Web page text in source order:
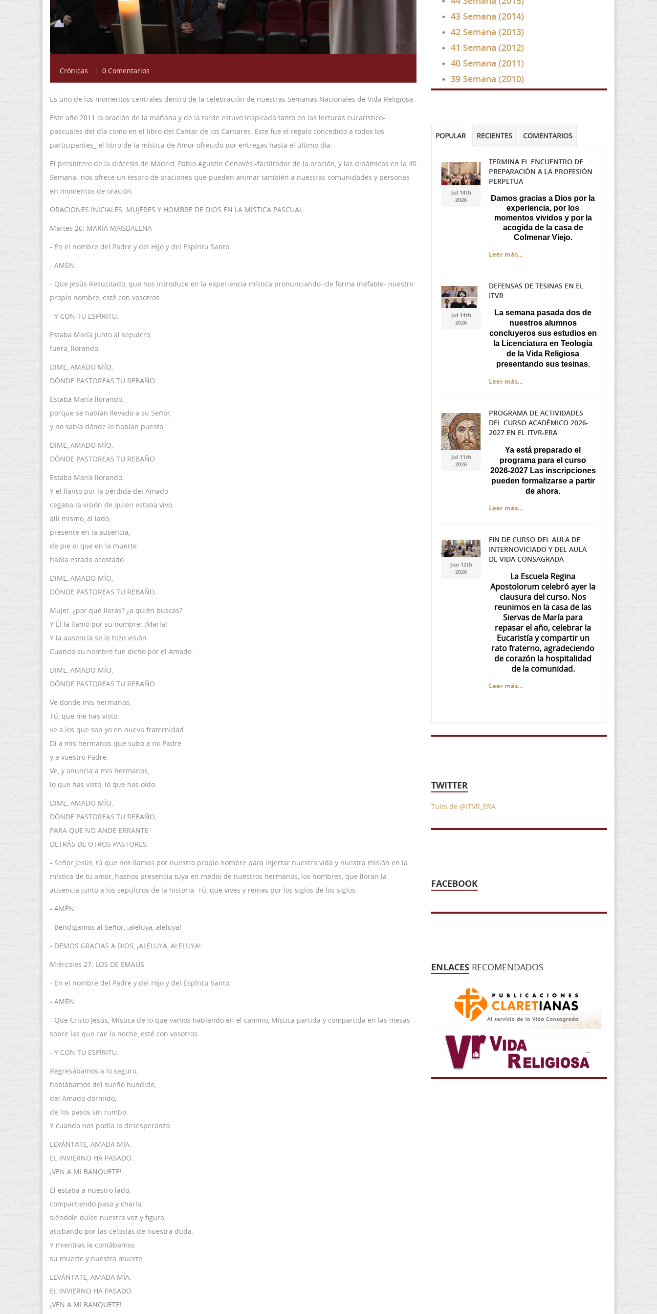
Crónicas 0 Comentarios
Es uno de los momentos centrales dentro de la celebración de nuestras Semanas Nacionales de Vida Religiosa.
Este año 2011 la oración de la mañana y de la tarde estuvo inspirada tanto en las lecturas eucarístico-
pascuales del día como en el libro del Cantar de los Cantares. Este fue el regalo concedido a todos los
participantes_ el libro de la mística de Amor ofrecido por entregas hasta el último día.
El presbítero de la diócesis de Madrid, Pablo Agustín Genovés -facilitador de la oración, y las dinámicas en la 40
Semana- nos ofrece un tesoro de oraciones que pueden animar también a nuestras comunidades y personas
en momentos de oración.
ORACIONES INICIALES: MUJERES Y HOMBRE DE DIOS EN LA MÍSTICA PASCUAL
Martes 26: MARÍA MAGDALENA
- En el nombre del Padre y del Hijo y del Espíritu Santo.
- AMÉN.
- Que Jesús Resucitado, que nos introduce en la experiencia mística pronunciando -de forma inefable- nuestro
propio nombre, esté con vosotros.
- Y CON TU ESPÍRITU.
Estaba María junto al sepulcro,
fuera, llorando.
DIME, AMADO MÍO,
DÓNDE PASTOREAS TU REBAÑO.
Estaba María llorando.
porque se habían llevado a su Señor,
y no sabía dónde lo habían puesto.
DIME, AMADO MÍO,
DÓNDE PASTOREAS TU REBAÑO.
Estaba María llorando.
Y el llanto por la pérdida del Amado
cegaba la visión de quien estaba vivo,
allí mismo, al lado,
presente en la ausencia,
de pie el que en la muerte
había estado acostado.
DIME, AMADO MÍO,
DÓNDE PASTOREAS TU REBAÑO.
Mujer, ¿por qué lloras? ¿a quién buscas?
Y Él la llamó por su nombre: ¡María!
Y la ausencia se le hizo visión
Cuando su nombre fue dicho por el Amado.
DIME, AMADO MÍO,
DÓNDE PASTOREAS TU REBAÑO.
Ve donde mis hermanos.
Tú, que me has visto,
ve a los que son yo en nueva fraternidad.
Di a mis hermanos que subo a mi Padre
y a vuestro Padre.
Ve, y anuncia a mis hermanos,
lo que has visto, lo que has oído.
DIME, AMADO MÍO,
DÓNDE PASTOREAS TU REBAÑO,
PARA QUE NO ANDE ERRANTE
DETRÁS DE OTROS PASTORES.
- Señor Jesús, tú que nos llamas por nuestro propio nombre para injertar nuestra vida y nuestra misión en la
mística de tu amor, haznos presencia tuya en medio de nuestros hermanos, los hombres, que lloran la
ausencia junto a los sepulcros de la historia. Tú, que vives y reinas por los siglos de los siglos.
- AMÉN.
- Bendigamos al Señor, ¡aleluya, aleluya!
- DEMOS GRACIAS A DIOS, ¡ALELUYA, ALELUYA!
Miércoles 27: LOS DE EMAÚS
- En el nombre del Padre y del Hijo y del Espíritu Santo.
- AMÉN.
- Que Cristo Jesús, Mística de lo que vamos hablando en el camino, Mística partida y compartida en las mesas
sobre las que cae la noche, esté con vosotros.
- Y CON TU ESPÍRITU.
Regresábamos a lo seguro,
hablábamos del sueño hundido,
del Amado dormido,
de los pasos sin rumbo.
Y cuando nos podía la desesperanza...
LEVÁNTATE, AMADA MÍA.
EL INVIERNO HA PASADO.
¡VEN A MI BANQUETE!
Él estaba a nuestro lado,
compartiendo paso y charla,
siéndole dulce nuestra voz y figura,
atisbando por las celosías de nuestra duda.
Y mientras le contábamos
su muerte y nuestra muerte...
LEVÁNTATE, AMADA MÍA.
EL INVIERNO HA PASADO.
¡VEN A MI BANQUETE!
43 Semana (2014)
42 Semana (2013)
41 Semana (2012)
40 Semana (2011)
39 Semana (2010)
POPULAR RECIENTES COMENTARIOS
Jul 14th
2026
TERMINA EL ENCUENTRO DE
PREPARACIÓN A LA PROFESIÓN
PERPETUA
Damos gracias a Dios por la
experiencia, por los
momentos vividos y por la
acogida de la casa de
Colmenar Viejo.
Leer más...
Diseño sin título.jpg
Diseño sin título.jpg
Jul 14th
2026
DEFENSAS DE TESINAS EN EL
ITVR
La semana pasada dos de
nuestros alumnos
concluyeros sus estudios en
la Licenciatura en Teología
de la Vida Religiosa
presentando sus tesinas.
Leer más...
Captura.JPG
Captura.JPG
Jul 11th
2026
PROGRAMA DE ACTIVIDADES
DEL CURSO ACADÉMICO 2026-
2027 EN EL ITVR-ERA
Ya está preparado el
programa para el curso
2026-2027 Las inscripciones
pueden formalizarse a partir
de ahora.
Leer más...
7ea3c5ae-f537-447f-
a49d-
da71d69674d0.jpg
7ea3c5ae-f537-447f-
a49d-
da71d69674d0.jpg
Jun 12th
2026
FIN DE CURSO DEL AULA DE
INTERNOVICIADO Y DEL AULA
DE VIDA CONSAGRADA
La Escuela Regina
Apostolorum celebró ayer la
clausura del curso. Nos
reunimos en la casa de las
Siervas de María para
repasar el año, celebrar la
Eucaristía y compartir un
rato fraterno, agradeciendo
de corazón la hospitalidad
de la comunidad.
Leer más...
TWITTER
Tuits de @ITVR_ERA
FACEBOOK
ENLACES RECOMENDADOS